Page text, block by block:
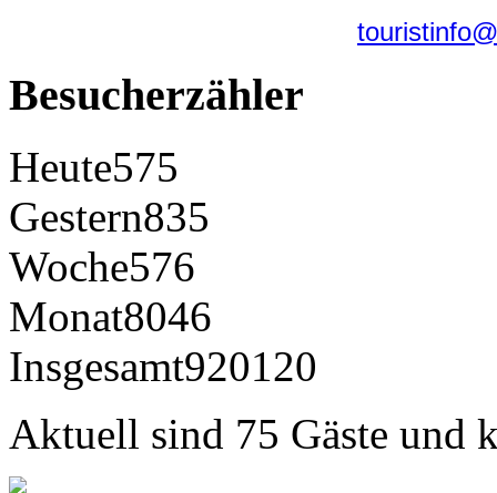
Besucherzähler
Heute575
Gestern835
Woche576
Monat8046
Insgesamt920120
Aktuell sind 75 Gäste und